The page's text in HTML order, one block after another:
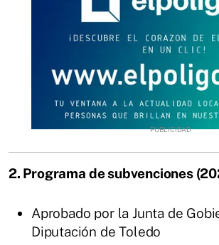
2. Programa de subvenciones
Aprobado por la Junta de
Diputación de Toledo